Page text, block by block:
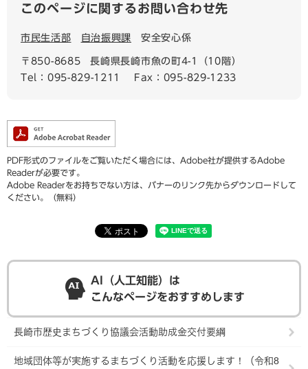
このページに関するお問い合わせ先
市民生活部 自治振興課 安全安心係
〒850-8685
長崎県長崎市魚の町4-1（10階）
Tel：095-829-1211
Fax：095-829-1233
PDF形式のファイルをご覧いただく場合には、Adobe社が提供するAdobe
Readerが必要です。
Adobe Readerをお持ちでない方は、バナーのリンク先からダウンロードして
ください。（無料）
AI（人工知能）は
こんなページをおすすめします
長崎市歴史まちづくり協議会活動助成金交付要綱
地域団体等が実施するまちづくり活動を応援します！（令和8